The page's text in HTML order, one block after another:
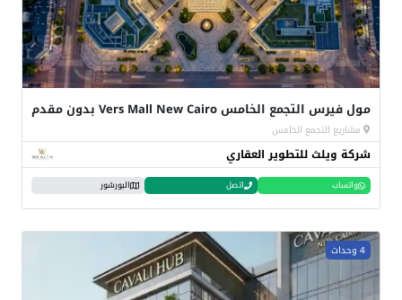
مول فيرس التجمع الخامس Vers Mall New Cairo بدون مقدم
مشاريع التجمع الخامس
شركة ويلث للتطوير العقاري
واتساب اتصل البورشور
4 وحدات